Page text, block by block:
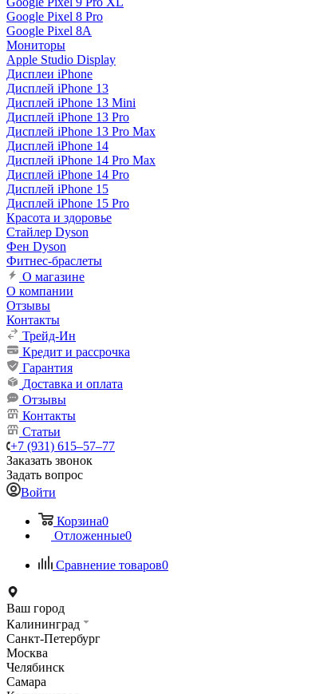
Google Pixel 8 Pro
Google Pixel 8A
Мониторы
Apple Studio Display
Дисплеи iPhone
Дисплей iPhone 13
Дисплей iPhone 13 Mini
Дисплей iPhone 13 Pro
Дисплей iPhone 13 Pro Max
Дисплей iPhone 14
Дисплей iPhone 14 Pro Max
Дисплей iPhone 14 Pro
Дисплей iPhone 15
Дисплей iPhone 15 Pro
Красота и здоровье
Стайлер Dyson
Фен Dyson
Фитнес-браслеты
О магазине
О компании
Отзывы
Контакты
Трейд-Ин
Кредит и рассрочка
Гарантия
Доставка и оплата
Отзывы
Контакты
Статьи
+7 (931) 615‒57‒77
Заказать звонок
Задать вопрос
Войти
Корзина0
Отложенные0
Сравнение товаров0
Ваш город
Калининград
Санкт-Петербург
Москва
Челябинск
Самара